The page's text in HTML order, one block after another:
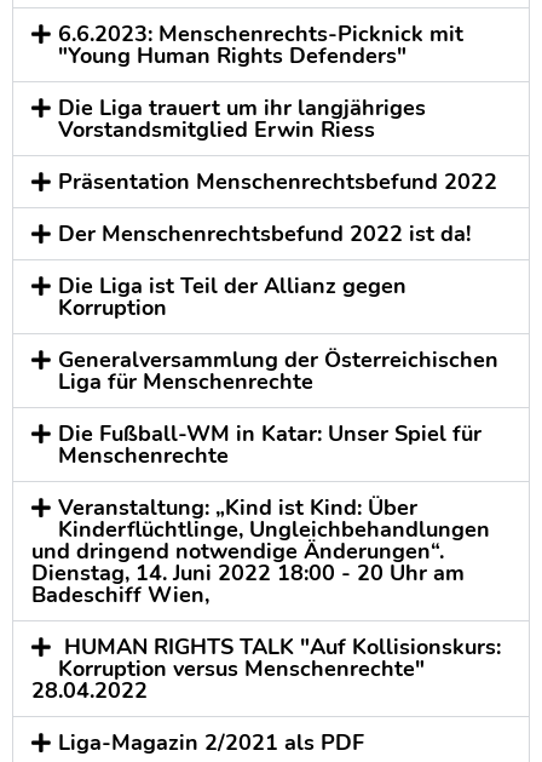
6.6.2023: Menschenrechts-Picknick mit
"Young Human Rights Defenders"
Die Liga trauert um ihr langjähriges
Vorstandsmitglied Erwin Riess
Präsentation Menschenrechtsbefund 2022
Der Menschenrechtsbefund 2022 ist da!
Die Liga ist Teil der Allianz gegen
Korruption
Generalversammlung der Österreichischen
Liga für Menschenrechte
Die Fußball-WM in Katar: Unser Spiel für
Menschenrechte
Veranstaltung: „Kind ist Kind: Über
Kinderflüchtlinge, Ungleichbehandlungen
und dringend notwendige Änderungen“.
Dienstag, 14. Juni 2022 18:00 - 20 Uhr am
Badeschiff Wien,
HUMAN RIGHTS TALK "Auf Kollisionskurs:
Korruption versus Menschenrechte"
28.04.2022
Liga-Magazin 2/2021 als PDF